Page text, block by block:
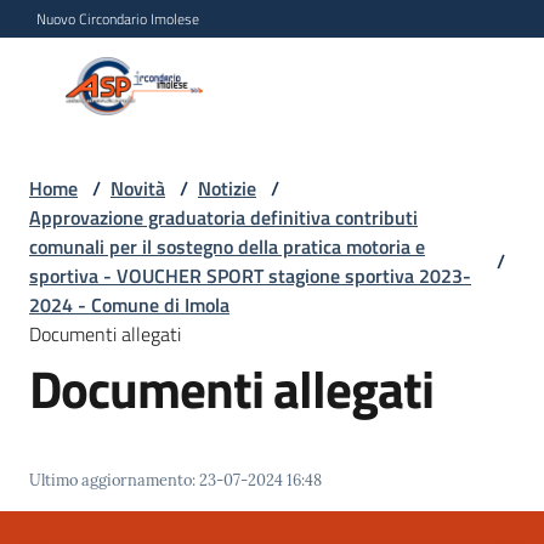
Vai al contenuto
Vai alla navigazione
Vai al footer
Nuovo Circondario Imolese
Persona
Circondario
Imolese
siamo
Progetti
Home / Novità / Notizie /
Approvazione graduatoria definitiva contributi
comunali per il sostegno della pratica motoria e
sportiva - VOUCHER SPORT stagione sportiva 2023-
2024 - Comune di Imola
/
Documenti allegati
Documenti allegati
Ultimo aggiornamento:23-07-2024 16:48